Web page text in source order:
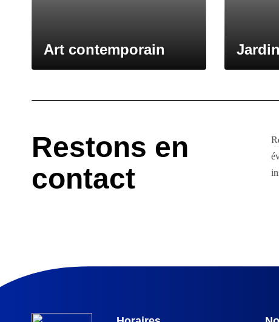
Art contemporain
Restons en
contact